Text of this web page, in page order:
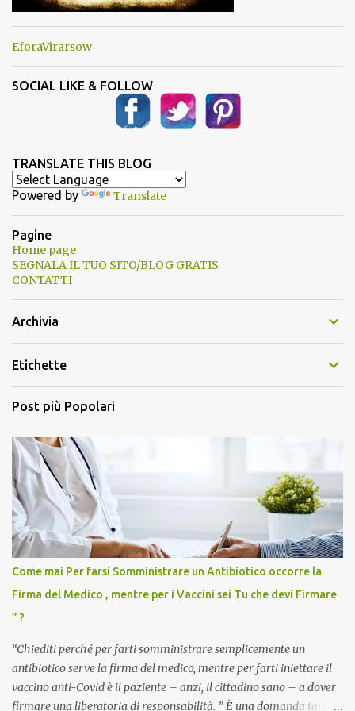
EforaVirarsow
SOCIAL LIKE & FOLLOW
TRANSLATE THIS BLOG
Powered by Translate
Pagine
Home page
SEGNALA IL TUO SITO/BLOG GRATIS
CONTATTI
Archivia
Etichette
Post più Popolari
Come mai Per farsi Somministrare un Antibiotico occorre la
Firma del Medico , mentre per i Vaccini sei Tu che devi Firmare
” ?
“Chiediti perché per farti somministrare semplicemente un
antibiotico serve la firma del medico, mentre per farti iniettare il
vaccino anti-Covid è il paziente – anzi, il cittadino sano – a dover
firmare una liberatoria di responsabilità. ” È una domanda tanto